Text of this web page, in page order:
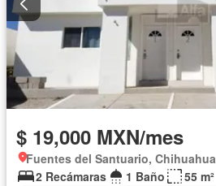
$ 19,000 MXN/mes
Fuentes del Santuario, Chihuahua
2 Recámaras
1 Baño
55 m²